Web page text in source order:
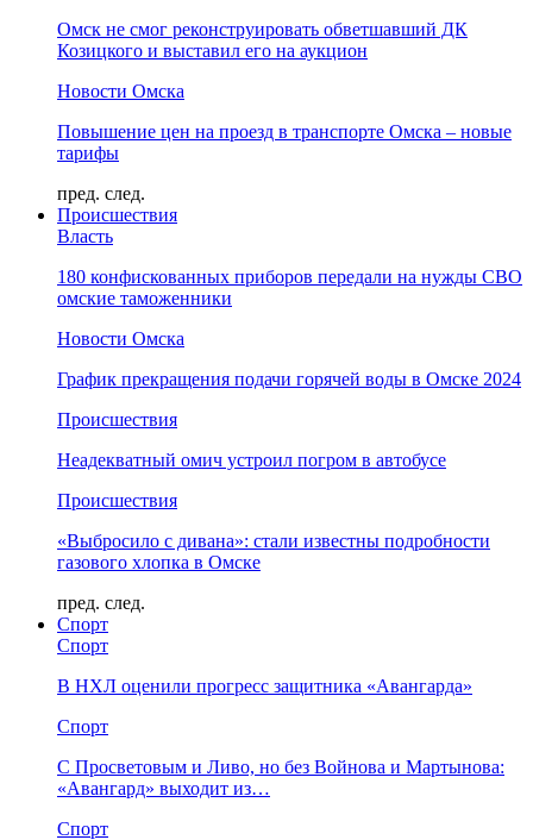
Омск не смог реконструировать обветшавший ДК
Козицкого и выставил его на аукцион
Новости Омска
Повышение цен на проезд в транспорте Омска – новые
тарифы
пред. след.
Происшествия
Власть
180 конфискованных приборов передали на нужды СВО
омские таможенники
Новости Омска
График прекращения подачи горячей воды в Омске 2024
Происшествия
Неадекватный омич устроил погром в автобусе
Происшествия
«Выбросило с дивана»: стали известны подробности
газового хлопка в Омске
пред. след.
Спорт
Спорт
В НХЛ оценили прогресс защитника «Авангарда»
Спорт
С Просветовым и Ливо, но без Войнова и Мартынова:
«Авангард» выходит из…
Спорт